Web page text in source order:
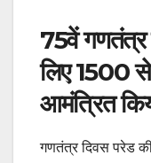
75वें
लिए 1500
आमंत्रित
गणतंत्र दिवस परेड